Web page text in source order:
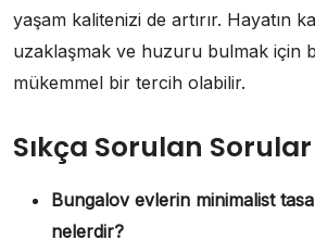
yaşam kalitenizi de artırır. Hayatın
uzaklaşmak ve huzuru bulmak için
mükemmel bir tercih olabilir.
Sıkça Sorulan Sorular
Bungalov evlerin minimalist
nelerdir?